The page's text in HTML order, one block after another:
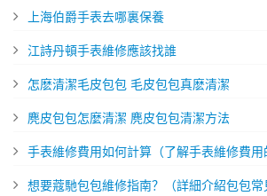
​上海伯爵手表去哪裏保養
​江詩丹頓手表維修應該找誰
​怎麽清潔毛皮包包 毛皮包包真麽清潔
​麂皮包包怎麼清潔 麂皮包包清潔方法
手表維修費用如何計算（了解手表維修費用
想要蔻馳包包維修指南？（詳細介紹包包常